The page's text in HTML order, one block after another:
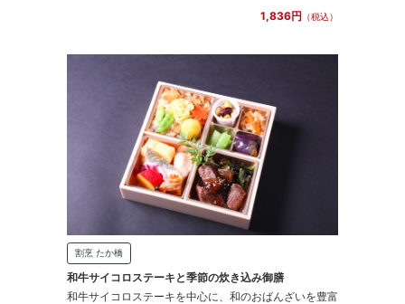
1,836円 （税込）
割烹 たか橋
和牛サイコロステーキと季節の炊き込み御膳
和牛サイコロステーキを中心に、和のおばんざいを豊富